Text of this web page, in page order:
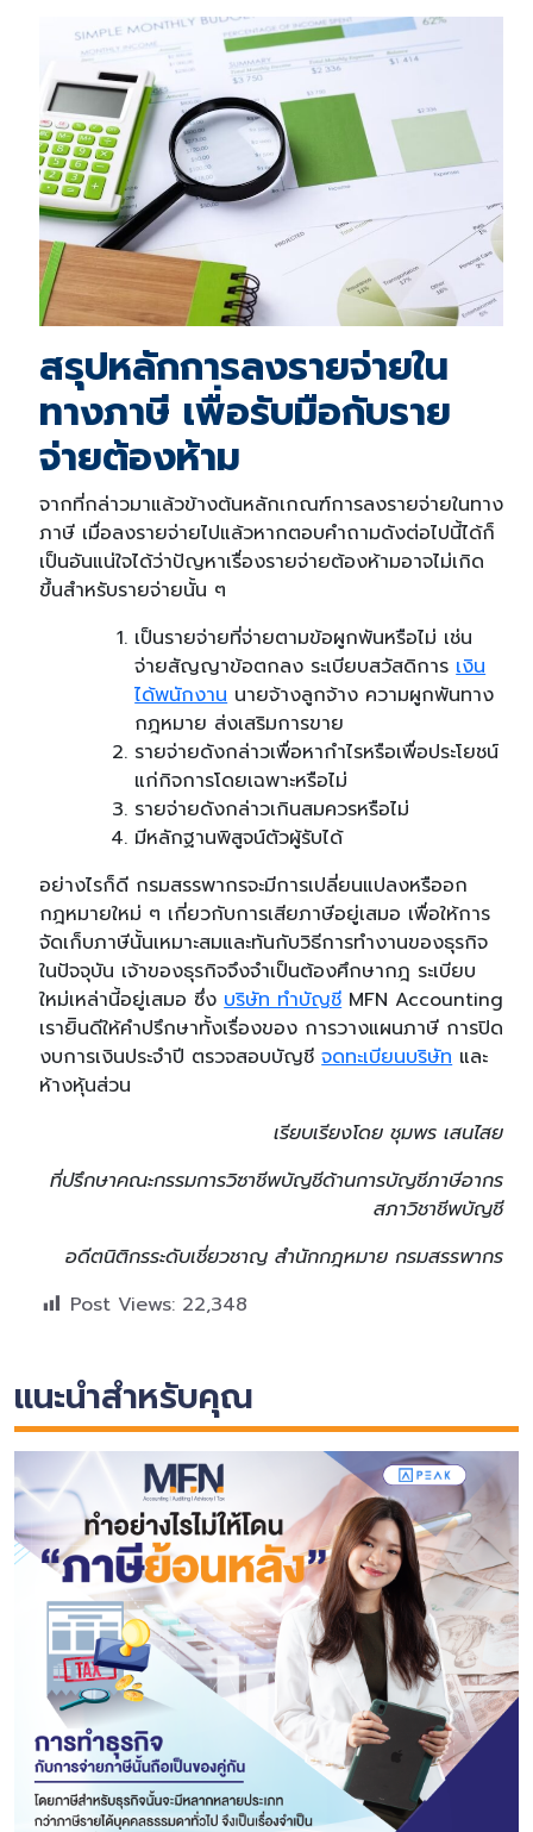
สรุปหลักการลงรายจ่ายใน
ทางภาษี เพื่อรับมือกับราย
จ่ายต้องห้าม
จากที่กล่าวมาแล้วข้างต้นหลักเกณฑ์การลงรายจ่ายในทาง
ภาษี เมื่อลงรายจ่ายไปแล้วหากตอบคำถามดังต่อไปนี้ได้ก็
เป็นอันแน่ใจได้ว่าปัญหาเรื่องรายจ่ายต้องห้ามอาจไม่เกิด
ขึ้นสำหรับรายจ่ายนั้น ๆ
เป็นรายจ่ายที่จ่ายตามข้อผูกพันหรือไม่ เช่น
จ่ายสัญญาข้อตกลง ระเบียบสวัสดิการเงิน
ได้พนักงานนายจ้างลูกจ้าง ความผูกพันทาง
กฎหมาย ส่งเสริมการขาย
รายจ่ายดังกล่าวเพื่อหากำไรหรือเพื่อประโยชน์
แก่กิจการโดยเฉพาะหรือไม่
รายจ่ายดังกล่าวเกินสมควรหรือไม่
มีหลักฐานพิสูจน์ตัวผู้รับได้
อย่างไรก็ดี กรมสรรพากรจะมีการเปลี่ยนแปลงหรืออก
กฎหมายใหม่ ๆ เกี่ยวกับการเสียภาษีอยู่เสมอ เพื่อให้การ
จัดเก็บภาษีนั้นเหมาะสมและทันกับวิธีการทำงานของธุรกิจ
ในปัจจุบัน เจ้าของธุรกิจจึงจำเป็นต้องศึกษากฎ ระเบียบ
ใหม่เหล่านี้อยู่เสมอ ซึ่งบริษัท ทำบัญชีMFN Accounting
เรายิินดีให้คำปรึกษาทั้งเรื่องของ การวางแผนภาษี การปิด
งบการเงินประจำปี ตรวจสอบบัญชีจดทะเบียนบริษัทและ
ห้างหุ้นส่วน
เรียบเรียงโดย ชุมพร เสนไสย
ที่ปรึกษาคณะกรรมการวิซาชีพบัญชีด้านการบัญชีภาษีอากร
สภาวิชาชีพบัญชี
อดีตนิติกรระดับเชี่ยวชาญ สำนักกฎหมาย กรมสรรพากร
Post Views: 22,348
แนะนำสำหรับคุณ